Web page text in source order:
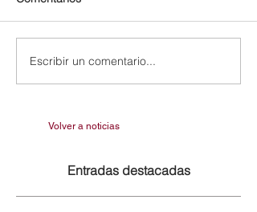
Escribir un comentario...
Volver a noticias
Entradas destacadas